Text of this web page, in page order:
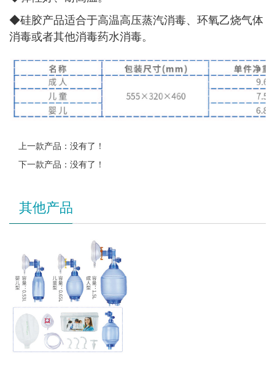
◆硅胶产品适合于高温高压蒸汽消毒、环氧乙烧气体
消毒或者其他消毒药水消毒。
上一款产品：没有了！
下一款产品：没有了！
其他产品